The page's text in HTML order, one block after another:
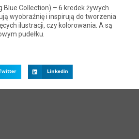
Blue Collection) – 6 kredek żywych
wyobraźnię i inspirują do tworzenia
ilustracji, czy kolorowania. A są
pudełku.
Linkedin